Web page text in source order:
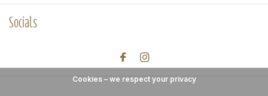
Socials
Cookies – we respect your privacy